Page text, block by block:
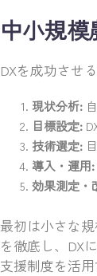
中小規
DXを成功させ
現状分析:
目標設定:
技術選定:
導入・運用:
効果測定・
最初は小さな
を徹底し、DX
支援制度を活用